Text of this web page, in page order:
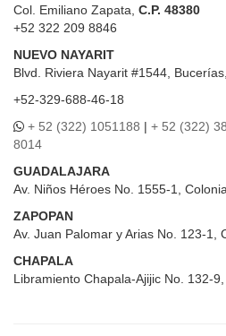
Col. Emiliano Zapata, C.P. 48380
+52 322 209 8846
NUEVO NAYARIT
Blvd.
Riviera Nayarit #1544,
+52-329-688-46-18
+ 52 (322) 1051188 | + 52 (322)
8014
GUADALAJARA
Av. Niños Héroes No. 1555-1,
ZAPOPAN
Av. Juan Palomar y Arias No. 123-1,
CHAPALA
Libramiento Chapala-Ajijic No. 132-